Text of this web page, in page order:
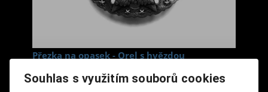
Přezka na opasek - Orel s hvězdou
Cena s DPH: 450 Kč
Souhlas s využitím souborů cookies